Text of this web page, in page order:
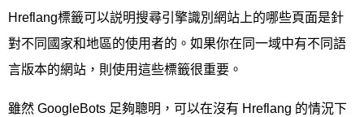
Hreflang標籤可以説明搜尋引擎識別網站上的哪些頁面是針
對不同國家和地區的使用者的。如果你在同一域中有不同語
言版本的網站，則使用這些標籤很重要。
雖然 GoogleBots 足夠聰明，可以在沒有 Hreflang 的情況下